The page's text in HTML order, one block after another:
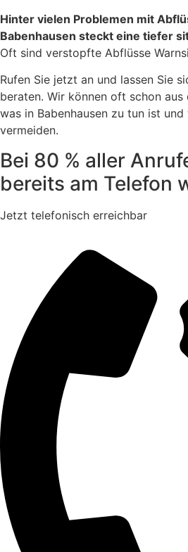
Hinter vielen Problemen mit
Babenhausen steckt eine tiefer
Oft sind verstopfte Abflüsse
Rufen Sie jetzt an und lassen Sie
beraten. Wir können oft schon aus
was in Babenhausen zu tun ist
vermeiden.
Bei 80 % aller
bereits am Telefon
Jetzt telefonisch erreichbar